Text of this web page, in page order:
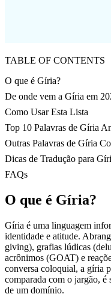
TABLE OF CONTENTS
O que é Gíria?
De onde vem a Gíria em
Como Usar Esta Lista
Top 10 Palavras de Gíria
Outras Palavras de Gíria
Dicas de Tradução para
FAQs
O que é Gíria?
Gíria é uma linguagem
identidade e atitude.
giving), grafias lúdicas
acrônimos (GOAT) e
conversa coloquial, a gíria
comparada com o jargão, é
de um domínio.